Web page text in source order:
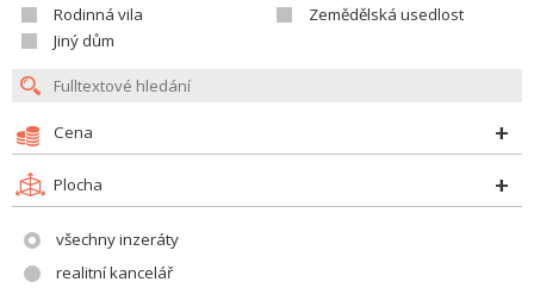
Rodinná vila
Zemědělská usedlost
Jiný dům
Cena
Plocha
všechny inzeráty
realitní kancelář